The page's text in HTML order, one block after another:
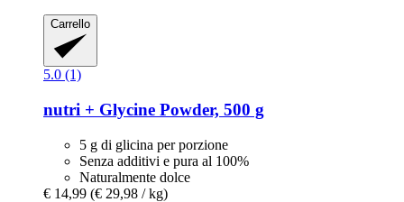
Carrello
5.0 (1)
nutri + Glycine Powder, 500 g
5 g di glicina per porzione
Senza additivi e pura al 100%
Naturalmente dolce
€ 14,99 (€ 29,98 / kg)